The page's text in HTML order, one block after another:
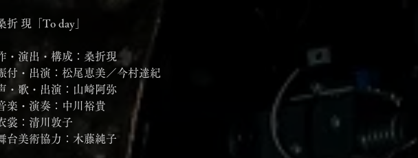
折 現「To day」
・演出・構成：桑折現
付・出演：松尾恵美／今村達紀
・歌・出演：山崎阿弥
楽・演奏：中川裕貴
裳：清川敦子
台美術協力：木藤純子